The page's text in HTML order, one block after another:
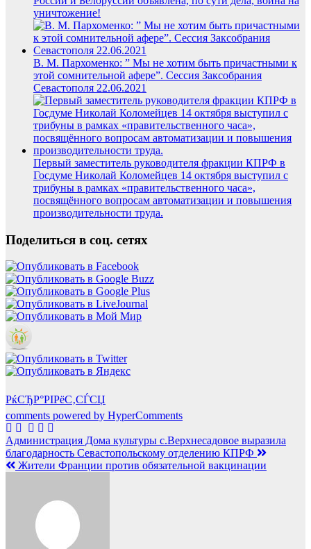
уничтожение!
В. М. Пархоменко: ” Мы не хотим быть причастными к
этой сомнительной афере”. Сессия Заксобрания
Севастополя 22.06.2021
Первый заместитель руководителя фракции КПРФ в
Госдуме Николай Коломейцев 14 октября выступил с
трибуны в рамках «правительственного часа»,
посвящённого вопросам автоматизации и повышения
производительности труда.
Поделиться в соц. сетях
РќСЂР°РІРёС‚СЃСЏ
comments powered by HyperComments
Навигация
по
Администрация Дома культуры с.Верхнесадовое выразила
благодарность Севастопольскому отделению КПРФ
Жители Франции против обязательной вакцинации